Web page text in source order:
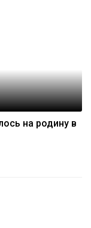
на родину в